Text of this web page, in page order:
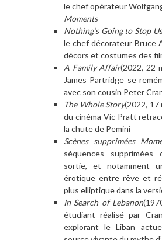
le chef opérateur
Moments
Nothing’s Going to Stop Us
le chef décorateur Bruce
décors et costumes des
A Family Affair(2022, 22
James Partridge se
avec son cousin Peter
The Whole Story(2022, 17
du cinéma Vic Pratt
la chute de Pemini
Scènes supprimées
séquences
sortie, et notamment
érotique entre rêve et
plus elliptique dans la
In Search of Lebanon
étudiant réalisé par
explorant le Liban